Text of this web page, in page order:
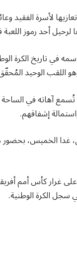
لأسرة الفقيد
لرحيل أحد رموز
أسلم الروح لبارئها عن عُمر 78
آهاته في الساحة
إشفاقهم.
غدا الخميس،
كأس أمم
سجل الكرة الوطنية.